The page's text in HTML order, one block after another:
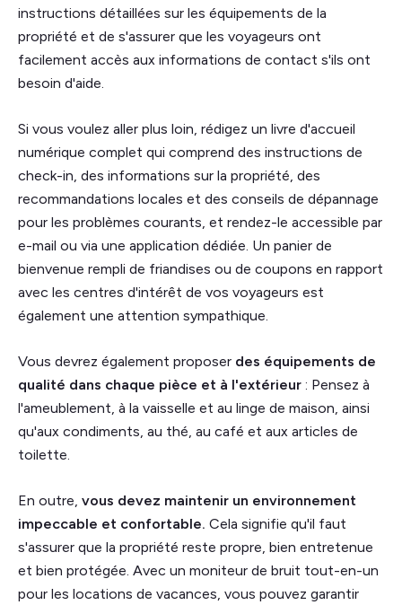
instructions détaillées sur les équipements de la
propriété et de s'assurer que les voyageurs ont
facilement accès aux informations de contact s'ils ont
besoin d'aide.
Si vous voulez aller plus loin, rédigez un livre d'accueil
numérique complet qui comprend des instructions de
check-in, des informations sur la propriété, des
recommandations locales et des conseils de dépannage
pour les problèmes courants, et rendez-le accessible par
e-mail ou via une application dédiée. Un panier de
bienvenue rempli de friandises ou de coupons en rapport
avec les centres d'intérêt de vos voyageurs est
également une attention sympathique.
Vous devrez également proposer des équipements de
qualité dans chaque pièce et à l'extérieur : Pensez à
l'ameublement, à la vaisselle et au linge de maison, ainsi
qu'aux condiments, au thé, au café et aux articles de
toilette.
En outre, vous devez maintenir un environnement
impeccable et confortable. Cela signifie qu'il faut
s'assurer que la propriété reste propre, bien entretenue
et bien protégée. Avec un moniteur de bruit tout-en-un
pour les locations de vacances, vous pouvez garantir